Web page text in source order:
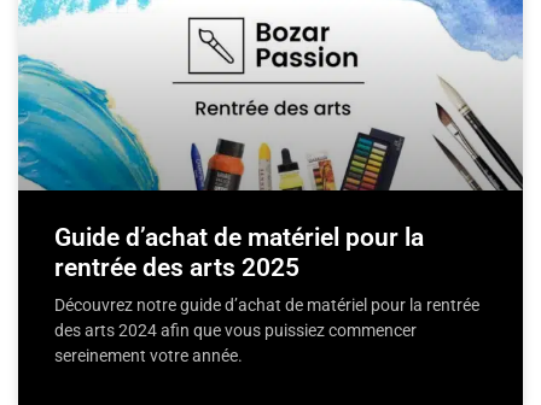
Guide d’achat de matériel pour la
rentrée des arts 2025
Découvrez notre guide d’achat de matériel pour la rentrée
des arts 2024 afin que vous puissiez commencer
sereinement votre année.